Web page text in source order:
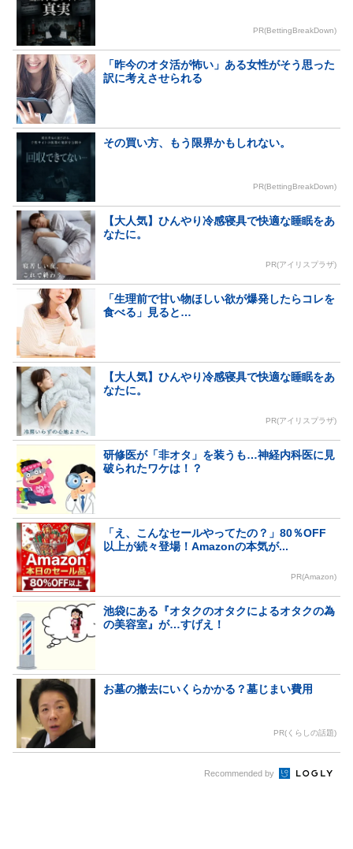
PR(BettingBreakDown)
「昨今のオタ活が怖い」ある女性がそう思った
訳に考えさせられる
その買い方、もう限界かもしれない。
PR(BettingBreakDown)
【大人気】ひんやり冷感寝具で快適な睡眠をあ
なたに。
PR(アイリスプラザ)
「生理前で甘い物ほしい欲が爆発したらコレを
食べる」見ると…
【大人気】ひんやり冷感寝具で快適な睡眠をあ
なたに。
PR(アイリスプラザ)
研修医が「非オタ」を装うも…神経内科医に見
破られたワケは！？
「え、こんなセールやってたの？」80％OFF
以上が続々登場！Amazonの本気が...
PR(Amazon)
池袋にある『オタクのオタクによるオタクの為
の美容室』が…すげえ！
お墓の撤去にいくらかかる？墓じまい費用
PR(くらしの話題)
Recommended by